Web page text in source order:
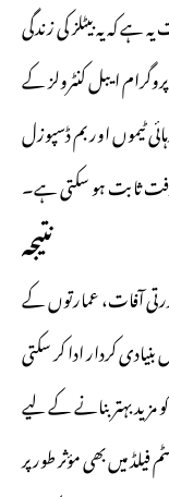
کہ یہ بیٹلز کی زندگی
ایبل کنٹرولز کے
ٹیموں اور بم ڈسپوزل
ثابت ہو سکتی ہے۔
نتیجہ
آفات، عمارتوں کے
کردار ادا کر سکتی
بہتر بنانے کے لیے
میں بھی مؤثر طور پر